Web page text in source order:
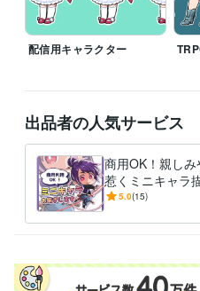
配信用キャラクター
出品者の人気サービス
商用OK！親し
惹くミニキャラ
アリング＆提案
ます！
5.0(15)